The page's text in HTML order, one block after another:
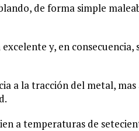
de forma simple
y, en
a la tracción del metal,
a temperaturas de